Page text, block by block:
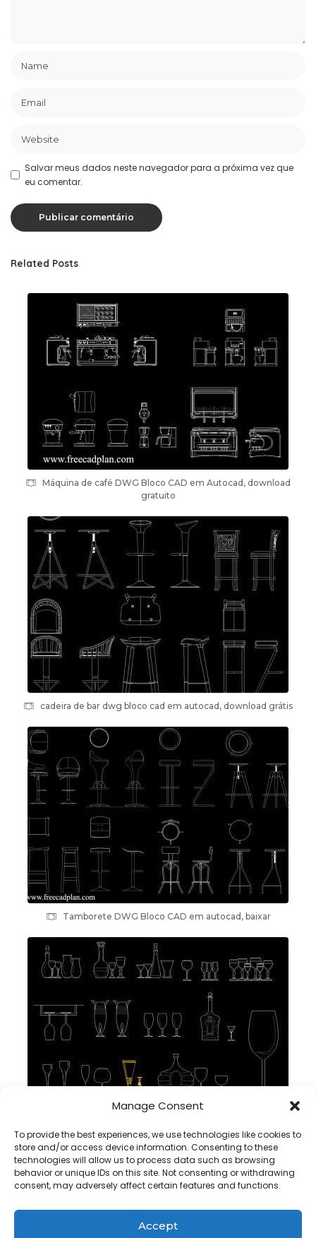
Manage Consent
To provide the best experiences, we use technologies like cookies to
store and/or access device information. Consenting to these
technologies will allow us to process data such as browsing
behavior or unique IDs on this site. Not consenting or withdrawing
consent, may adversely affect certain features and functions.
Accept
Salvar meus dados neste navegador para a próxima vez que
eu comentar.
Related Posts
Máquina de café DWG Bloco CAD em Autocad, download
gratuito
cadeira de bar dwg bloco cad em autocad, download grátis
Tamborete DWG Bloco CAD em autocad, baixar
Copyright@ www.freecadplan.com